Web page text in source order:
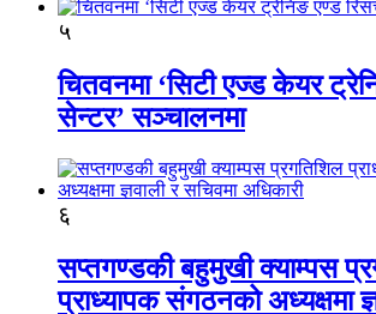
५
चितवनमा ‘सिटी एज्ड केयर
सेन्टर’ सञ्चालनमा
६
सप्तगण्डकी बहुमुखी क्याम्पस
प्राध्यापक संगठनको अध्यक्षमा